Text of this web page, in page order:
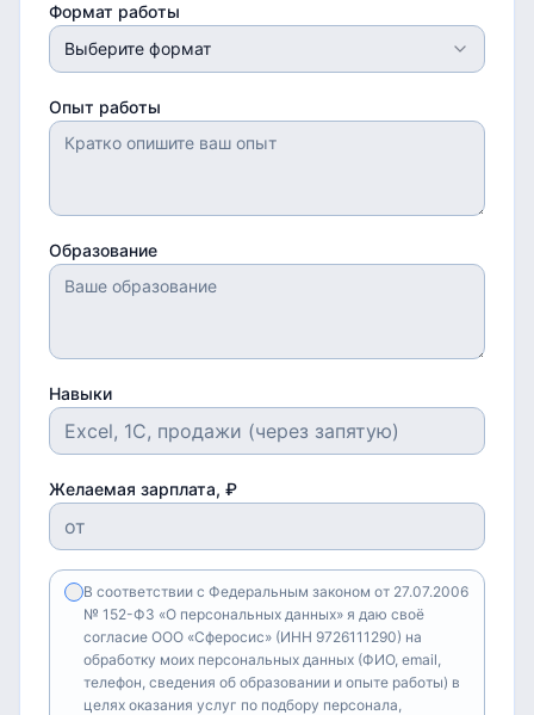
Формат работы
Выберите формат
Опыт работы
Образование
Навыки
Желаемая зарплата, ₽
В соответствии с Федеральным законом от 27.07.2006
№ 152-ФЗ «О персональных данных» я даю своё
согласие ООО «Сферосис» (ИНН 9726111290) на
обработку моих персональных данных (ФИО, email,
телефон, сведения об образовании и опыте работы) в
целях оказания услуг по подбору персонала,